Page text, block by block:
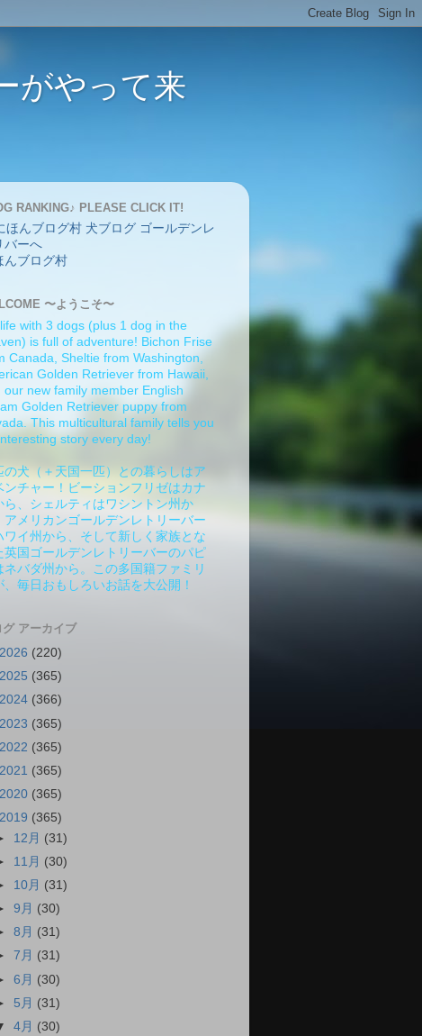
がやって来
RANKING♪ PLEASE CLICK IT!
んブログ村
〜ようこそ〜
with 3 dogs (plus 1 dog in the
is full of adventure! Bichon Frise
Canada, Sheltie from Washington,
Golden Retriever from Hawaii,
our new family member English
Golden Retriever puppy from
This multicultural family tells you
story every day!
の犬（＋天国一匹）との暮らしはア
ンチャー！ビーションフリゼはカナ
ら、シェルティはワシントン州か
アメリカンゴールデンレトリーバー
ワイ州から、そして新しく家族とな
英国ゴールデンレトリーバーのパピ
ネバダ州から。この多国籍ファミリ
、毎日おもしろいお話を大公開！
グ アーカイブ
2026 (220)
2025 (365)
2024 (366)
2023 (365)
2022 (365)
2021 (365)
2020 (365)
2019 (365)
12月 (31)
11月 (30)
10月 (31)
9月 (30)
8月 (31)
7月 (31)
6月 (30)
5月 (31)
4月 (30)